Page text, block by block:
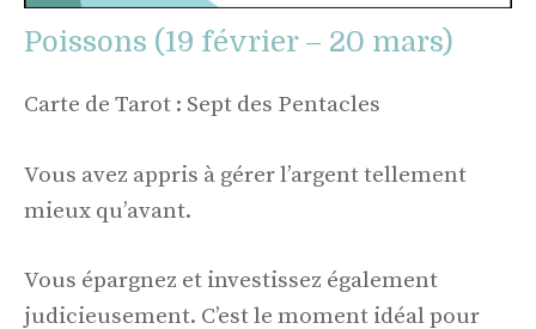
Poissons (19 février – 20 mars)
Carte de Tarot : Sept des Pentacles
Vous avez appris à gérer l’argent tellement
mieux qu’avant.
Vous épargnez et investissez également
judicieusement. C’est le moment idéal pour